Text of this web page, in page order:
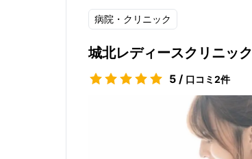
病院・クリニック
城北レディースクリニック
5 / 口コミ 2件